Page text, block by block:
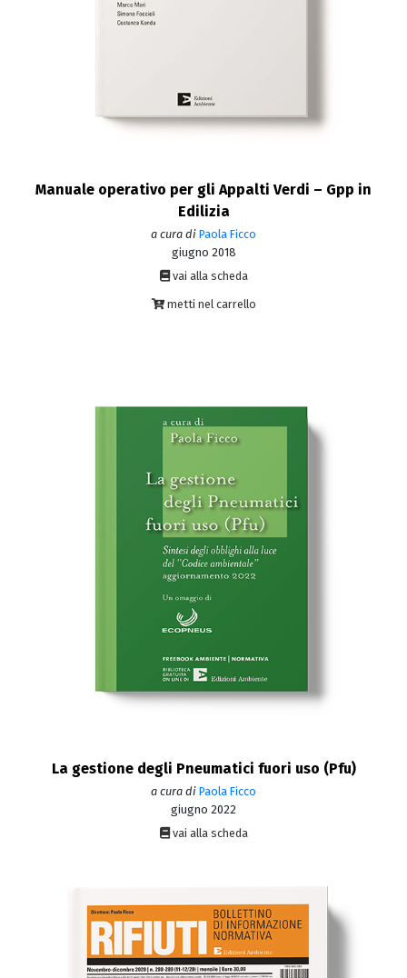
Manuale operativo per gli Appalti Verdi – Gpp in
Edilizia
a cura di Paola Ficco
giugno 2018
vai alla scheda
metti nel carrello
La gestione degli Pneumatici fuori uso (Pfu)
a cura di Paola Ficco
giugno 2022
vai alla scheda